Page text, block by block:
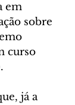
em
sobre
curso
já a